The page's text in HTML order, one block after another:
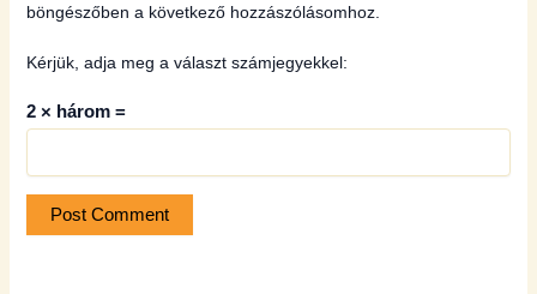
böngészőben a következő hozzászólásomhoz.
Kérjük, adja meg a választ számjegyekkel:
2 × három =